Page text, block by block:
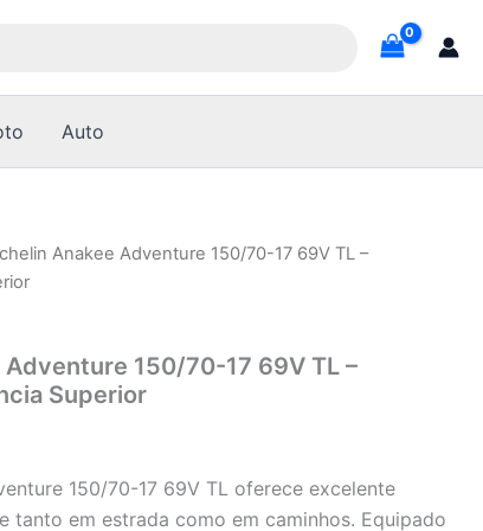
Auto
Anakee Adventure 150/70-17 69V TL –
150/70-17 69V TL –
Superior
150/70-17 69V TL oferece excelente
tanto em estrada como em caminhos. Equipado